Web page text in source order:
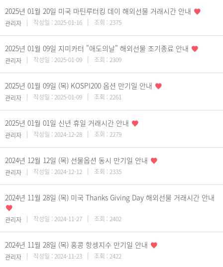
2025년 01월 20일 미국 마틴루터킹 데이 해외선물 거래시간 안내
관리자 작성일 : 2025-01-16 조회 : 2375
2025년 01월 09일 지미카터 "애도의날" 해외선물 조기종료 안내
관리자 작성일 : 2025-01-09 조회 : 2309
2025년 01월 09일 (목) KOSPI200 옵션 만기일 안내
관리자 작성일 : 2025-01-09 조회 : 2261
2025년 01월 01일 신년 휴일 거래시간 안내
관리자 작성일 : 2024-12-28 조회 : 2279
2024년 12월 12일 (목) 선물옵션 동시 만기일 안내
관리자 작성일 : 2024-12-12 조회 : 2335
2024년 11월 28일 (목) 미국 Thanks Giving Day 해외선물 거래시간 안내
관리자 작성일 : 2024-11-27 조회 : 2402
2024년 11월 28일 (목) 홍콩 항셍지수 만기일 안내
관리자 작성일 : 2024-11-23 조회 : 2422